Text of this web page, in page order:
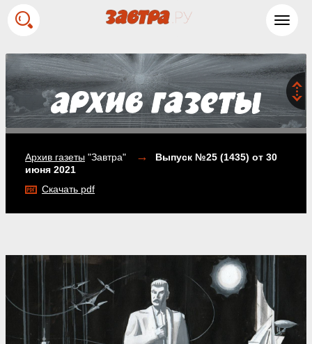
Архив газеты "Завтра" → Выпуск №25 (1435) от 30
июня 2021
Скачать pdf